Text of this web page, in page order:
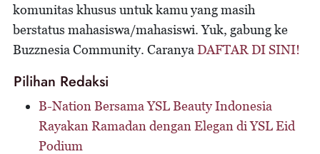
komunitas khusus untuk kamu yang masih
berstatus mahasiswa/mahasiswi. Yuk, gabung ke
Buzznesia Community. Caranya DAFTAR DI SINI!
Pilihan Redaksi
B-Nation Bersama YSL Beauty Indonesia
Rayakan Ramadan dengan Elegan di YSL Eid
Podium